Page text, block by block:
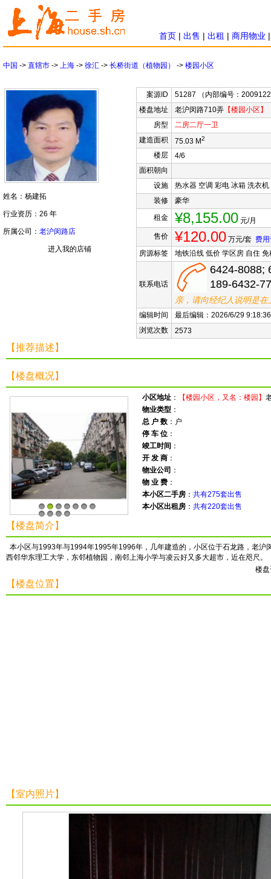
首页 | 出售 | 出租 | 商用物业
中国 -> 直辖市 -> 上海 -> 徐汇 -> 长桥街道（植物园） -> 楼园小区
姓名：杨建拓
行业资历：26 年
所属公司： 老沪闵路店
进入我的店铺
案源ID
51287 （内部编号：
楼盘地址
老沪闵路710弄 【楼园小区】
房型
二房二厅一卫
建造面积
75.03 M2
楼层
4/6
面积朝向
设施
热水器 空调 彩电 冰箱 洗衣
装修
豪华
租金
¥8,155.00 元/月
售价
¥120.00 万元/套 费
房源标签
地铁沿线 低价 学区房 自住 免
联系电话
6424-8088;
189-6432-
亲，请向经纪人说明是
编辑时间
最后编辑：2026/6/29 9:18:36
浏览次数
2573
【推荐描述】
【楼盘概况】
1 2 3 4 5 6 7
8 9 10
小区地址 ： 【楼园小区，又名：楼园】
物业类型 ：
总 户 数 ：户
停 车 位 ：
竣工时间 ：
开 发 商 ：
物业公司 ：
物 业 费 ：
本小区二手房 ： 共有275套出售
本小区出租房 ： 共有220套出售
【楼盘简介】
本小区与1993年与1994年1995年1996年，几年建造的，小区位于石龙路，老沪
西邻华东理工大学，东邻植物园，南邻上海小学与凌云好又多大超市，近在咫尺。
楼
【楼盘位置】
【室内照片】